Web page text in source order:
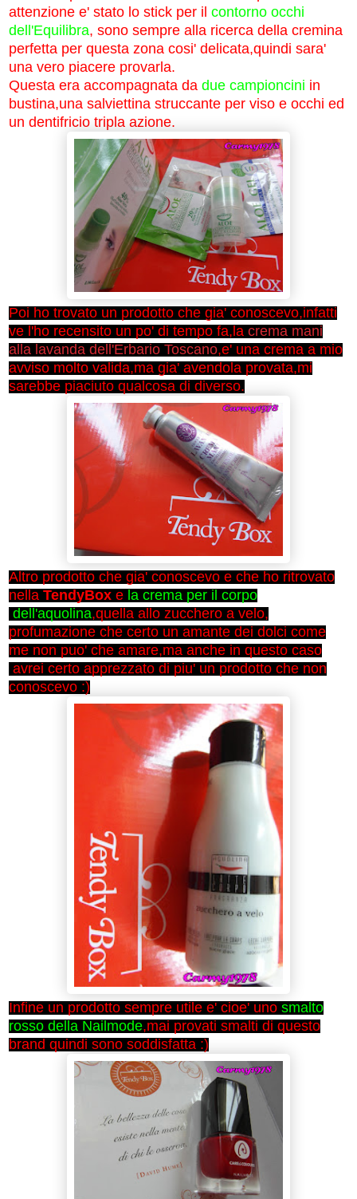
attenzione e' stato lo stick per il contorno occhi
dell'Equilibra, sono sempre alla ricerca della cremina
perfetta per questa zona cosi' delicata,quindi sara'
una vero piacere provarla.
Questa era accompagnata da due campioncini in
bustina,una salviettina struccante per viso e occhi ed
un dentifricio tripla azione.
Poi ho trovato un prodotto che gia' conoscevo,infatti
ve l'ho recensito un po' di tempo fa,la crema mani
alla lavanda dell'Erbario Toscano,e' una crema a mio
avviso molto valida,ma gia' avendola provata,mi
sarebbe piaciuto qualcosa di diverso.
Altro prodotto che gia' conoscevo e che ho ritrovato
nella TendyBox e la crema per il corpo
dell'aquolina,quella allo zucchero a velo,
profumazione che certo un amante dei dolci come
me non puo' che amare,ma anche in questo caso
avrei certo apprezzato di piu' un prodotto che non
conoscevo :)
Infine un prodotto sempre utile e' cioe' uno smalto
rosso della Nailmode,mai provati smalti di questo
brand quindi sono soddisfatta :)